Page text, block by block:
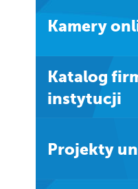
Kamery
Katalog firm i
instytucji
Projekty